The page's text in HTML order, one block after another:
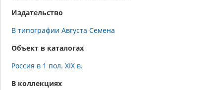
Издательство
В типографии Августа Семена
Объект в каталогах
Россия в 1 пол. XIX в.
В коллекциях